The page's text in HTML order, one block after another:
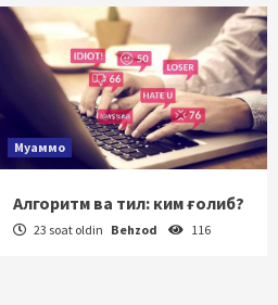
Муаммо
Алгоритм ва тил: ким ғолиб?
23 soat oldin Behzod 116